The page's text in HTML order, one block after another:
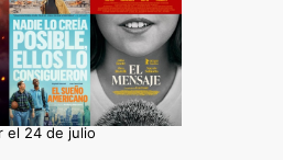
el 24 de julio